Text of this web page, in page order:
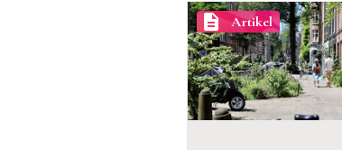
description Artikel